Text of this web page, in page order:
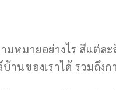
มายอย่างไร สีแต่ล
านของเราได้ รวมถึ